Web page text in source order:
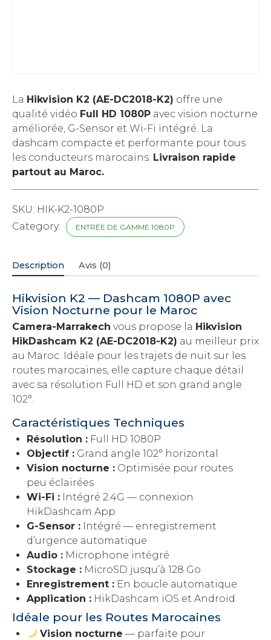
La Hikvision K2 (AE-DC2018-K2) offre une
qualité vidéo Full HD 1080P avec vision nocturne
améliorée, G-Sensor et Wi-Fi intégré. La
dashcam compacte et performante pour tous
les conducteurs marocains. Livraison rapide
partout au Maroc.
SKU: HIK-K2-1080P
Category:
ENTRÉE DE GAMME 1080P
Description Avis (0)
Hikvision K2 — Dashcam 1080P avec
Vision Nocturne pour le Maroc
Camera-Marrakech vous propose la Hikvision
HikDashcam K2 (AE-DC2018-K2) au meilleur prix
au Maroc. Idéale pour les trajets de nuit sur les
routes marocaines, elle capture chaque détail
avec sa résolution Full HD et son grand angle
102°.
Caractéristiques Techniques
Résolution : Full HD 1080P
Objectif : Grand angle 102° horizontal
Vision nocturne : Optimisée pour routes
peu éclairées
Wi-Fi : Intégré 2.4G — connexion
HikDashcam App
G-Sensor : Intégré — enregistrement
d’urgence automatique
Audio : Microphone intégré
Stockage : MicroSD jusqu’à 128 Go
Enregistrement : En boucle automatique
Application : HikDashcam iOS et Android
Idéale pour les Routes Marocaines
Vision nocturne — parfaite pour